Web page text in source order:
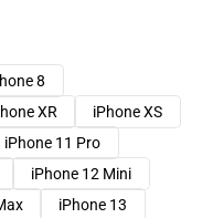
8
XR
iPhone XS
iPhone 11 Pro
iPhone 12 Mini
iPhone 13